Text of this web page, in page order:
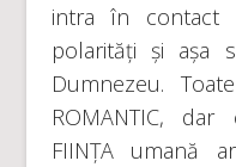
intra în contact
polarități și așa
Dumnezeu.
ROMANTIC,
FIINȚA umană